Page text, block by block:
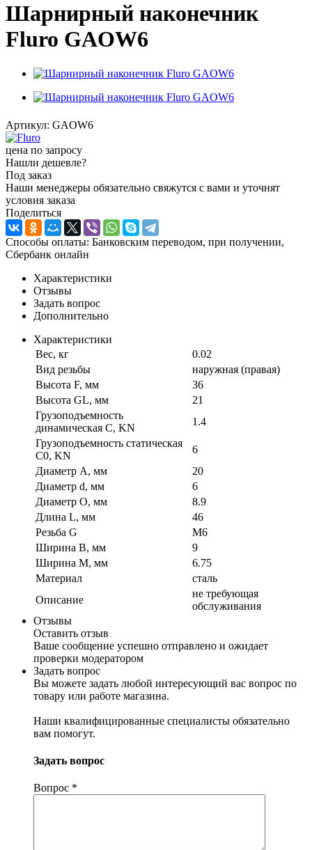
Шарнирный наконечник
Fluro GAOW6
Артикул: GAOW6
цена по запросу
Нашли дешевле?
Под заказ
Наши менеджеры обязательно свяжутся с вами и уточнят
условия заказа
Поделиться
Способы оплаты: Банковским переводом, при получении,
Сбербанк онлайн
Характеристики
Отзывы
Задать вопрос
Дополнительно
Характеристики
Вес, кг
0.02
Вид резьбы
наружная (правая)
Высота F, мм
36
Высота GL, мм
21
Грузоподъемность
динамическая C, KN
1.4
Грузоподъемность статическая
C0, KN
6
Диаметр A, мм
20
Диаметр d, мм
6
Диаметр O, мм
8.9
Длина L, мм
46
Резьба G
M6
Ширина B, мм
9
Ширина M, мм
6.75
Материал
сталь
Описание
не требующая
обслуживания
Отзывы
Оставить отзыв
Ваше сообщение успешно отправлено и ожидает
проверки модератором
Задать вопрос
Вы можете задать любой интересующий вас вопрос по
товару или работе магазина.
Наши квалифицированные специалисты обязательно
вам помогут.
Задать вопрос
Вопрос *